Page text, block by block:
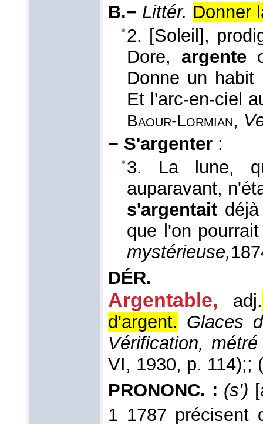
B.− Littér. Donner
2. [Soleil],
Dore, argente
Donne un
Et l'arc-en-ciel
Baour-Lormian,
− S'argenter :
3. La lune,
auparavant,
s'argentait
que l'on
mystérieuse,
DÉR.
Argentable, adj.
d'argent. Glaces
Vérification,
VI, 1930, p. 114);;
PRONONC. : (s')
1 1787 précisent